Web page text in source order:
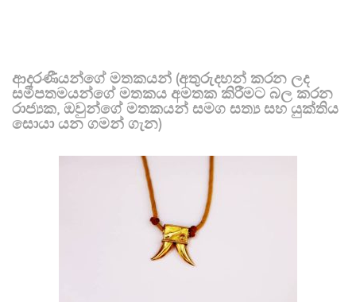
ආදරණීයන්ගේ මතකයන් (අතුරුදහන් කරන ලද
සමීපතමයන්ගේ මතකය අමතක කිරීමට බල කරන
රාජ්‍යක, ඔවුන්ගේ මතකයන් සමග සත්‍ය සහ යුක්තිය
සොයා යන ගමන් ගැන)